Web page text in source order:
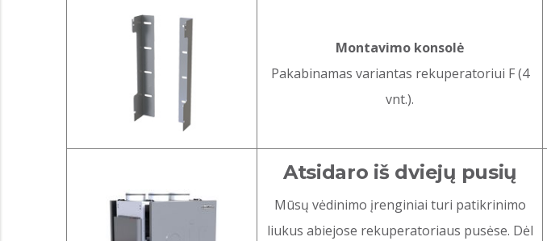
Montavimo konsolė
Pakabinamas variantas rekuperatoriui F (4
vnt.).
Atsidaro iš dviejų pusių
Mūsų vėdinimo įrenginiai turi patikrinimo
liukus abiejose rekuperatoriaus pusėse. Dėl